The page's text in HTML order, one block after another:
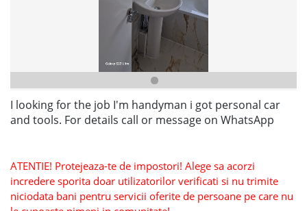
I looking for the job I'm handyman i got personal car
and tools. For details call or message on WhatsApp
ATENTIE! Protejeaza-te de impostori! Alege sa acorzi
incredere sporita doar utilizatorilor verificati si nu trimite
niciodata bani pentru servicii oferite de persoane pe care nu